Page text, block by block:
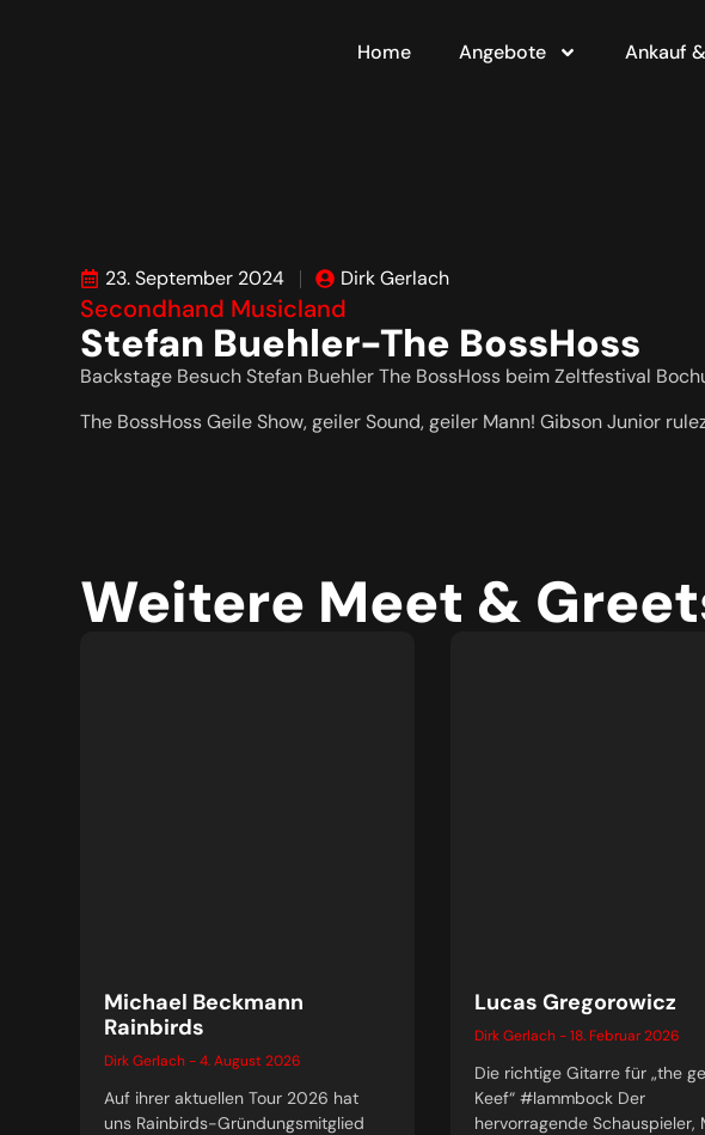
Home Angebote Ankauf
23. September 2024 Dirk Gerlach
Secondhand Musicland
Stefan Buehler-The BossHoss
Backstage Besuch Stefan Buehler The BossHoss beim Zeltfestival
The BossHoss Geile Show, geiler Sound, geiler Mann! Gibson Junior
Weitere Meet &
Michael Beckmann
Rainbirds
Dirk Gerlach 4. August 2026
Auf ihrer aktuellen Tour 2026 hat
uns Rainbirds-Gründungsmitglied
Lucas Gregorowicz
Dirk Gerlach 18. Februar 2026
Die richtige Gitarre für „the
Keef“ #lammbock Der
hervorragende Schauspieler,